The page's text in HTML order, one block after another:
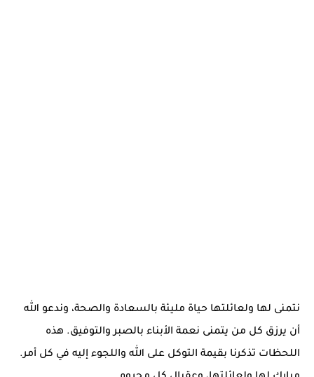
نتمنى لها ولعائلتها حياة مليئة بالسعادة والصحة، وندعو الله
أن يرزق كل من يتمنى نعمة الأبناء بالصبر والتوفيق. هذه
اللحظات تذكرنا بقيمة التوكل على الله واللجوء إليه في كل أمر.